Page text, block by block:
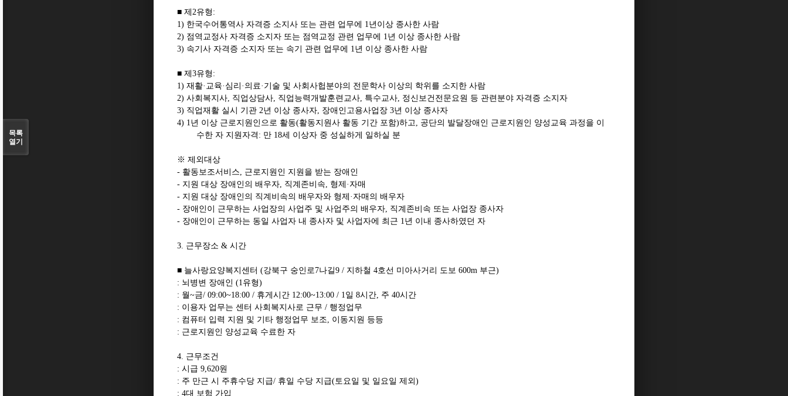
■ 제 2유형 :
1) 한국수어통역사 자격증 소지사 또는 관련 업무에 1년이상 종사한 사람
2) 점역교정사 자격증 소지자 또는 점역교정 관련 업무에 1년 이상 종사한 사람
3) 속기사 자격증 소지자 또는 속기 관련 업무에 1년 이상 종사한 사람
■ 제 3유형 :
1) 재활· 교육· 심리 · 의료· 기술 및 사회사헙분야의 전문학사 이상의 학위를 소지한 사람
2) 사회복지사, 직업상담사, 직업능력개발훈련교사, 특수교사, 정신보건전문요원 등 관련분야 자격증 소지자
3) 직업재활 실시 기관 2년 이상 종사자, 장애인고용사업장 3년 이상 종사자
4) 1년 이상 근로지원인으로 활동(활동지원사 활동 기간 포함)하고, 공단의 발달장애인 근로지원인 양성교육 과정을 이
수한 자 지원자격 : 만 18세 이상자 중 성실하게 일하실 분
※ 제외대상
- 활동보조서비스, 근로지원인 지원을 받는 장애인
- 지원 대상 장애인의 배우자, 직계존비속, 형제 · 자매
- 지원 대상 장애인의 직계비속의 배우자와 형제 · 자매의 배우자
- 장애인이 근무하는 사업장의 사업주 및 사업주의 배우자, 직계존비속 또는 사업장 종사자
- 장애인이 근무하는 동일 사업자 내 종사자 및 사업자에 최근 1년 이내 종사하였던 자
3. 근무장소 & 시간
■ 늘사랑요양복지센터 (강북구 숭인로7나길9 / 지하철 4호선 미아사거리 도보 600m 부근)
: 뇌병변 장애인 (1유형)
: 월~금/ 09:00~18:00 / 휴게시간 12:00~13:00 / 1일 8시간, 주 40시간
: 이용자 업무는 센터 사회복지사로 근무 / 행정업무
: 컴퓨터 입력 지원 및 기타 행정업무 보조, 이동지원 등등
: 근로지원인 양성교육 수료한 자
4. 근무조건
: 시급 9,620원
: 주 만근 시 주휴수당 지급/ 휴일 수당 지급(토요일 및 일요일 제외 )
: 4대 보험 가입
목록
열기